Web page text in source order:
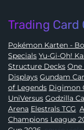
Trading Card
Pokémon Karten - Booster, Displays, Elite Trainer Boxen &
Specials Yu-Gi-Oh! Karten - aktuelle Sets, Core Booster &
Structure Decks One Piece Card Game - Booster &
Displays Gundam Card Game, Lorcana, Riftbound: League
of Legends
UniVersus
Arena
Elestrals TCG,
Champions League